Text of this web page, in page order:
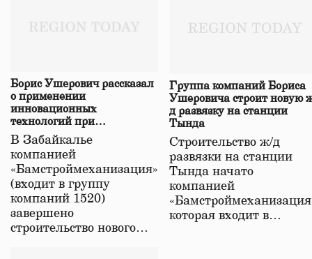
Борис Ушерович рассказал
о применении
инновационных
технологий при
строительстве нового моста
в Забайкалье
В Забайкалье
компанией
«Бамстроймеханизация»
(входит в группу
компаний 1520)
завершено
строительство нового…
Группа компаний Бориса
Ушеровича строит новую
д развязку на станции
Тында
Строительство ж/д
развязки на станции
Тында начато
компанией
которая входит в…